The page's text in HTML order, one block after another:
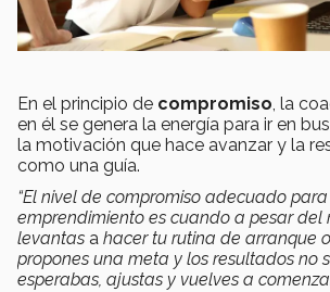
En el principio de compromiso, la
en él se genera la energía para ir en
la motivación que hace avanzar y la
como una guía.
“El nivel de compromiso adecuado
emprendimiento es cuando a pesar del
levantas a hacer tu rutina de arranque
propones una meta y los resultados no
esperabas, ajustas y vuelves a